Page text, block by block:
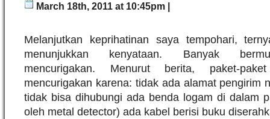
March 18th, 2011 at 10:45pm |
Melanjutkan keprihatinan saya tempohari,
menunjukkan kenyataan. Banyak
mencurigakan. Menurut berita, paket-
mencurigakan karena: tidak ada alamat pengirim
tidak bisa dihubungi ada benda logam di dalam
oleh metal detector) ada kabel berisi buku